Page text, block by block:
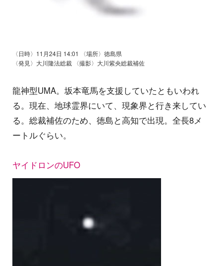
〈日時〉11月24日 14:01 〈場所〉徳島県
〈発見〉大川隆法総裁 〈撮影〉大川紫央総裁補佐
龍神型UMA。坂本竜馬を支援していたともいわれ
る。現在、地球霊界にいて、現象界と行き来してい
る。総裁補佐のため、徳島と高知で出現。全長8メ
ートルぐらい。
ヤイドロンのUFO